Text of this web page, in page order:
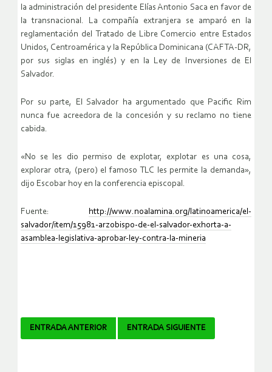
la administración del presidente Elías Antonio Saca en favor de
la transnacional. La compañía extranjera se amparó en la
reglamentación del Tratado de Libre Comercio entre Estados
Unidos, Centroamérica y la República Dominicana (CAFTA-DR,
por sus siglas en inglés) y en la Ley de Inversiones de El
Salvador.
Por su parte, El Salvador ha argumentado que Pacific Rim
nunca fue acreedora de la concesión y su reclamo no tiene
cabida.
«No se les dio permiso de explotar, explotar es una cosa,
explorar otra, (pero) el famoso TLC les permite la demanda»,
dijo Escobar hoy en la conferencia episcopal.
Fuente: http://www.noalamina.org/latinoamerica/el-
salvador/item/15981-arzobispo-de-el-salvador-exhorta-a-
asamblea-legislativa-aprobar-ley-contra-la-mineria
Navegador
ENTRADA ANTERIOR ENTRADA SIGUIENTE